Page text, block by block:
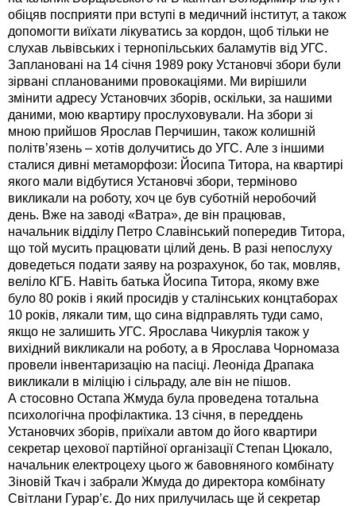
обіцяв посприяти при вступі в медичний інститут, а також
допомогти виїхати лікуватись за кордон, щоб тільки не
слухав львівських і тернопільських баламутів від УГС.
Заплановані на 14 січня 1989 року Установчі збори були
зірвані спланованими провокаціями. Ми вирішили
змінити адресу Установчих зборів, оскільки, за нашими
даними, мою квартиру прослуховували. На збори зі
мною прийшов Ярослав Перчишин, також колишній
політв’язень – хотів долучитись до УГС. Але з іншими
сталися дивні метаморфози: Йосипа Титора, на квартирі
якого мали відбутися Установчі збори, терміново
викликали на роботу, хоч це був суботній неробочий
день. Вже на заводі «Ватра», де він працював,
начальник відділу Петро Славінський попередив Титора,
що той мусить працювати цілий день. В разі непослуху
доведеться подати заяву на розрахунок, бо так, мовляв,
веліло КГБ. Навіть батька Йосипа Титора, якому вже
було 80 років і який просидів у сталінських концтаборах
10 років, лякали тим, що сина відправлять туди само,
якщо не залишить УГС. Ярослава Чикурлія також у
вихідний викликали на роботу, а в Ярослава Чорномаза
провели інвентаризацію на пасіці. Леоніда Драпака
викликали в міліцію і сільраду, але він не пішов.
А стосовно Остапа Жмуда була проведена тотальна
психологічна профілактика. 13 січня, в переддень
Установчих зборів, приїхали автом до його квартири
секретар цехової партійної організації Степан Цюкало,
начальник електроцеху цього ж бавовняного комбінату
Зіновій Ткач і забрали Жмуда до директора комбінату
Світлани Гурар’є. До них прилучилась ще й секретар